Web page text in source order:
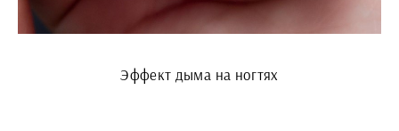
Эффект дыма на ногтях